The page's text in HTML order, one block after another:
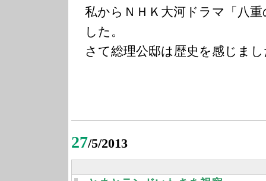
私からＮＨＫ大河ドラマ「八
した。
さて総理公邸は歴史を感じま
27/5/2013